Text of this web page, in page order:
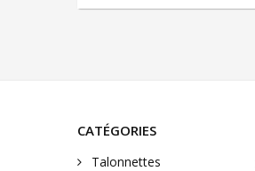
CATÉGORIES
Talonnettes